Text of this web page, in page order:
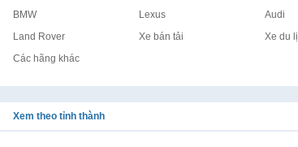
BMW
Lexus Audi
Land Rover
Xe bán tải Xe du
Các hãng khác
Xem theo tỉnh thành